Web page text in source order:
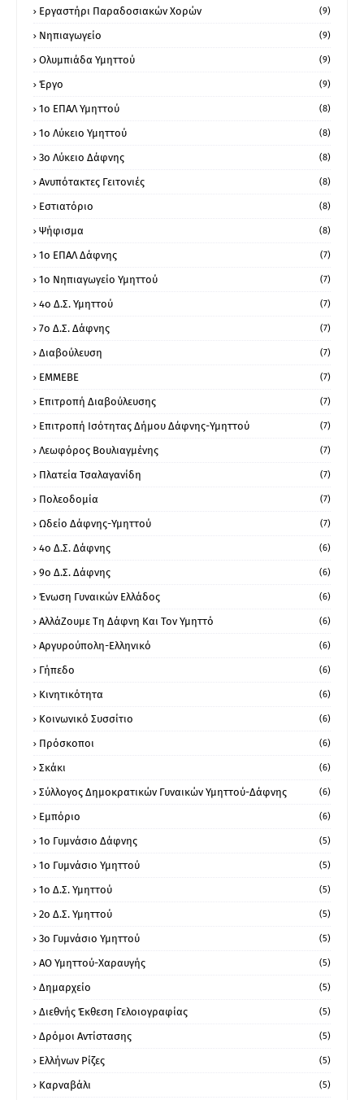
Εργαστήρι Παραδοσιακών Χορών (9)
Νηπιαγωγείο (9)
Ολυμπιάδα Υμηττού (9)
Έργο (9)
1o ΕΠΑΛ Υμηττού (8)
1ο Λύκειο Υμηττού (8)
3ο Λύκειο Δάφνης (8)
Ανυπότακτες Γειτονιές (8)
Εστιατόριο (8)
Ψήφισμα (8)
1ο ΕΠΑΛ Δάφνης (7)
1ο Νηπιαγωγείο Υμηττού (7)
4ο Δ.Σ. Υμηττού (7)
7ο Δ.Σ. Δάφνης (7)
Διαβούλευση (7)
ΕΜΜΕΒΕ (7)
Επιτροπή Διαβούλευσης (7)
Επιτροπή Ισότητας Δήμου Δάφνης-Υμηττού (7)
Λεωφόρος Βουλιαγμένης (7)
Πλατεία Τσαλαγανίδη (7)
Πολεοδομία (7)
Ωδείο Δάφνης-Υμηττού (7)
4ο Δ.Σ. Δάφνης (6)
9ο Δ.Σ. Δάφνης (6)
Ένωση Γυναικών Ελλάδος (6)
ΑλλάΖουμε Τη Δάφνη Και Τον Υμηττό (6)
Αργυρούπολη-Ελληνικό (6)
Γήπεδο (6)
Κινητικότητα (6)
Κοινωνικό Συσσίτιο (6)
Πρόσκοποι (6)
Σκάκι (6)
Σύλλογος Δημοκρατικών Γυναικών Υμηττού-Δάφνης (6)
Εμπόριο (6)
1ο Γυμνάσιο Δάφνης (5)
1ο Γυμνάσιο Υμηττού (5)
1ο Δ.Σ. Υμηττού (5)
2ο Δ.Σ. Υμηττού (5)
3ο Γυμνάσιο Υμηττού (5)
ΑΟ Υμηττού-Χαραυγής (5)
Δημαρχείο (5)
Διεθνής Έκθεση Γελοιογραφίας (5)
Δρόμοι Αντίστασης (5)
Ελλήνων Ρίζες (5)
Καρναβάλι (5)